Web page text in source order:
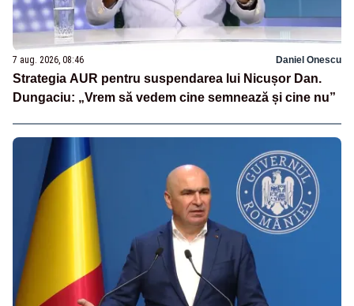
7 aug. 2026, 08:46 Daniel Onescu
Strategia AUR pentru suspendarea lui Nicușor Dan.
Dungaciu: „Vrem să vedem cine semnează și cine nu”